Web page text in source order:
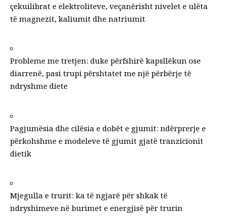
çekuilibrat e elektroliteve, veçanërisht nivelet e ulëta
të magnezit, kaliumit dhe natriumit
Probleme me tretjen: duke përfshirë kapsllëkun ose
diarrenë, pasi trupi përshtatet me një përbërje të
ndryshme diete
Pagjumësia dhe cilësia e dobët e gjumit: ndërprerje e
përkohshme e modeleve të gjumit gjatë tranzicionit
dietik
Mjegulla e trurit: ka të ngjarë për shkak të
ndryshimeve në burimet e energjisë për trurin